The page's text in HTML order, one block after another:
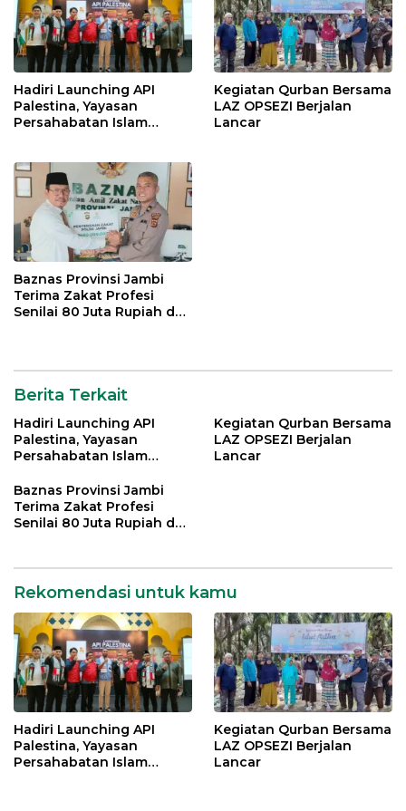
Hadiri Launching API
Palestina, Yayasan
Persahabatan Islam
Palestina
Kegiatan Qurban Bersama
LAZ OPSEZI Berjalan
Lancar
Baznas Provinsi Jambi
Terima Zakat Profesi
Senilai 80 Juta Rupiah dari
Berita Terkait
Hadiri Launching API
Palestina, Yayasan
Persahabatan Islam
Pemuda Indonesia Bantu
Palestina
Kegiatan Qurban Bersama
LAZ OPSEZI Berjalan
Lancar
Baznas Provinsi Jambi
Terima Zakat Profesi
Senilai 80 Juta Rupiah dari
Rekomendasi untuk kamu
Hadiri Launching API
Palestina, Yayasan
Persahabatan Islam
Kegiatan Qurban Bersama
LAZ OPSEZI Berjalan
Lancar